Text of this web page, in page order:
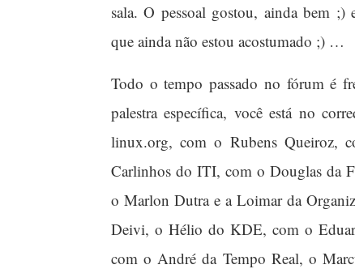
sala. O pessoal gostou, ainda bem
que ainda não estou acostumado ;) …
Todo o tempo passado no fórum é
palestra específica, você está no
linux.org, com o Rubens Queiroz,
Carlinhos do ITI, com o Douglas da
o Marlon Dutra e a Loimar da
Deivi, o Hélio do KDE, com o
com o André da Tempo Real, o